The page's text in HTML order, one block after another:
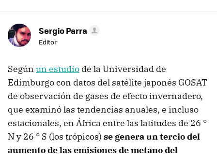
Sergio Parra
Editor
Según un estudio de la Universidad de
Edimburgo con datos del satélite japonés GOSAT
de observación de gases de efecto invernadero,
que examinó las tendencias anuales, e incluso
estacionales, en África entre las latitudes de 26 °
N y 26 ° S (los trópicos) se genera un tercio del
aumento de las emisiones de metano del